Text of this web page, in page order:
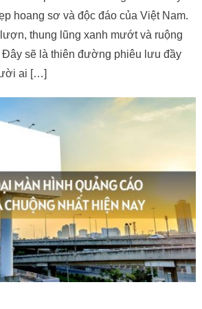
hoang sơ và độc đáo của Việt Nam.
thung lũng xanh mướt và ruộng
Đây sẽ là thiên đường phiêu lưu đầy
ai […]